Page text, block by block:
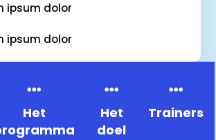

Het

Het
doel

Trainers
ipsum dolor
ipsum dolor